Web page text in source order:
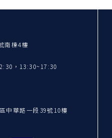
南棟4樓
，13:30~17:30
中華路一段39號10樓